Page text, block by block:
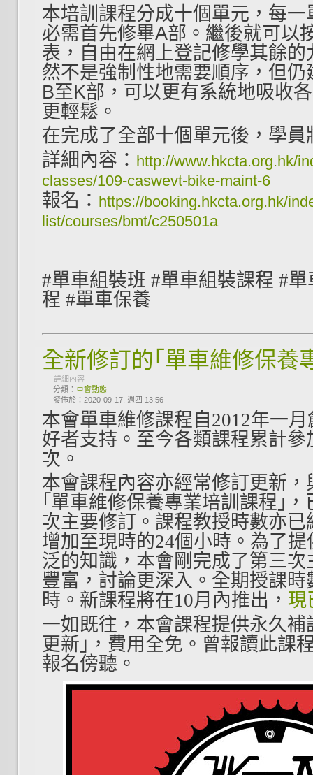
本培訓課程分成十個單元，每
必需首先修畢A部。繼後就可以
表，自由在網上登記修學其餘
然不是強制性地需要順序，但
B至K部，可以更有系統地吸收
更輕鬆。
在完成了全部十個單元後，學
詳細內容： http://www.hkcta.org.hk/
classes/109-caswevt-bike-maint-6
報名： https://booking.hkcta.org.hk/
list/courses/bmt/c250501a
#單車組裝班 #單車組裝課程 #
程 #單車保養
全新修訂的｢單車維修保養
詳細內容
分類： 車會動態
發佈於：2020-09-17, 週四 13:56
本會單車維修課程自2012年一月
好者支持。至今各類課程累計參
次。
本會課程內容亦經常修訂更新
｢單車維修保養專業培訓課程｣
次主要修訂。課程教授時數亦已
增加至現時的24個小時。為了
泛的知識，本會剛完成了第三
豐富，討論更深入。全期授課時
時。新課程將在10月內推出， 現
一如既往，本會課程提供永久
更新｣，費用全免。曾報讀此課
報名傍聽。